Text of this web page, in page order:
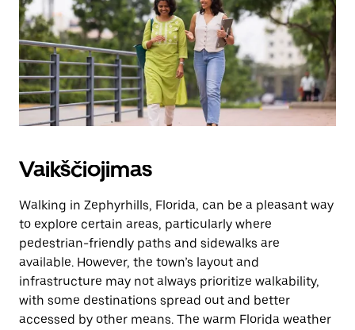
Vaikščiojimas
Walking in Zephyrhills, Florida, can be a pleasant way
to explore certain areas, particularly where
pedestrian-friendly paths and sidewalks are
available. However, the town’s layout and
infrastructure may not always prioritize walkability,
with some destinations spread out and better
accessed by other means. The warm Florida weather